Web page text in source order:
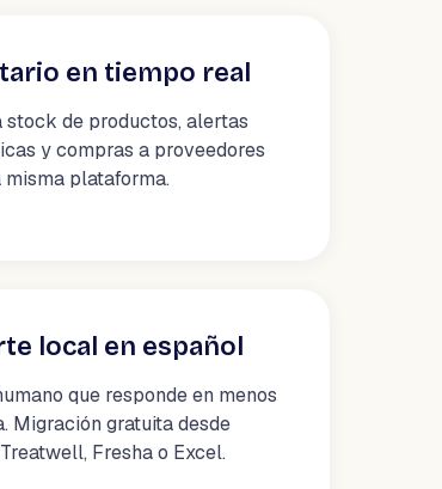
en tiempo real
stock de productos, alertas
y compras a proveedores
misma plataforma.
local en español
que responde en menos
Migración gratuita desde
Fresha o Excel.